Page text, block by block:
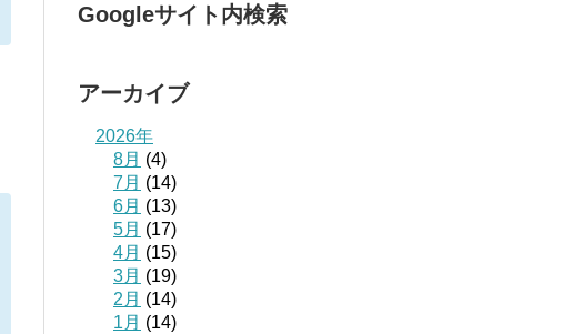
Googleサイト内検索
アーカイブ
2026年
8月 (4)
7月 (14)
6月 (13)
5月 (17)
4月 (15)
3月 (19)
2月 (14)
1月 (14)